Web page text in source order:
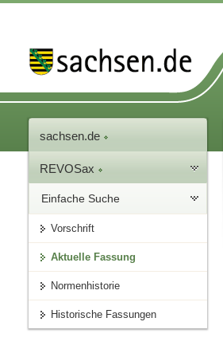
sachsen.de
REVOSax
Einfache Suche
Vorschrift
Aktuelle Fassung
Normenhistorie
Historische Fassungen